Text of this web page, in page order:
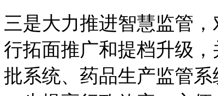
三是大力推进智慧监管
行拓面推广和提档升级
批系统、药品生产监管